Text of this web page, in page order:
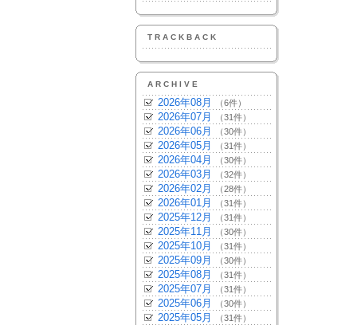
TRACKBACK
ARCHIVE
2026年08月 （6件）
2026年07月 （31件）
2026年06月 （30件）
2026年05月 （31件）
2026年04月 （30件）
2026年03月 （32件）
2026年02月 （28件）
2026年01月 （31件）
2025年12月 （31件）
2025年11月 （30件）
2025年10月 （31件）
2025年09月 （30件）
2025年08月 （31件）
2025年07月 （31件）
2025年06月 （30件）
2025年05月 （31件）